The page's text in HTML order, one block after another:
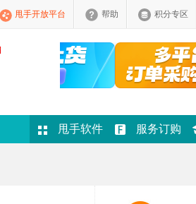
甩手开放平台 帮助 积分专区
甩手软件 服务订购